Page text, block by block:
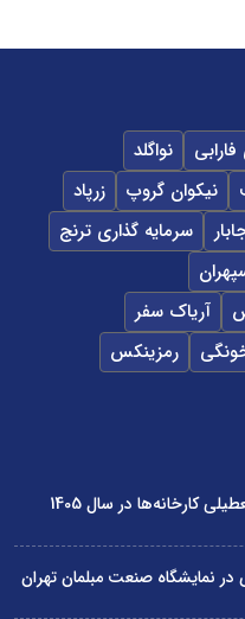
فارابی
نواگلد
نیکوان گروپ
زرپاد
سرمایه گذاری ترنج
آریاک سفر
رمزینکس
کارخانه‌ها در سال 1405
نمایشگاه صنعت مبلمان تهران